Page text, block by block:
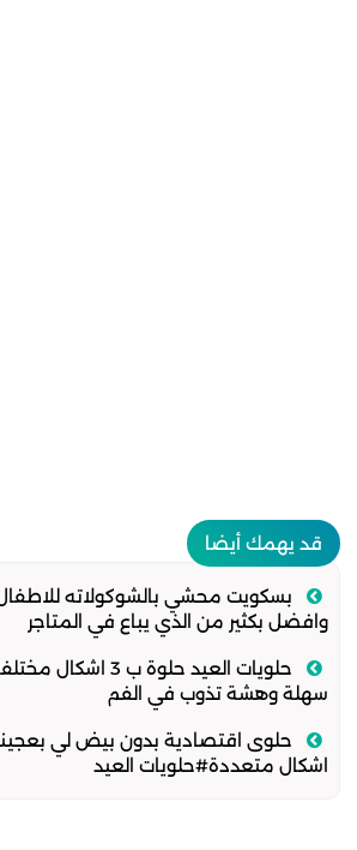
قد يهمك أيضا
بسكويت محشي بالشوكولاته
وافضل بكثير من الذي يباع في المتاجر
حلويات العيد حلوة
سهلة وهشة تذوب في الفم
حلوى اقتصادية بدون بيض لي
اشكال متعددة#حلويات العيد